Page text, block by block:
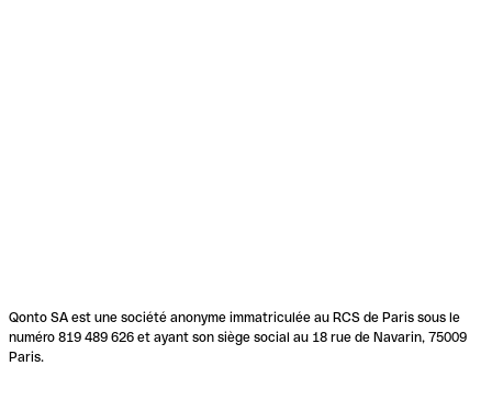
Qonto SA est une société anonyme immatriculée au RCS de Paris sous le
numéro 819 489 626 et ayant son siège social au 18 rue de Navarin, 75009
Paris.